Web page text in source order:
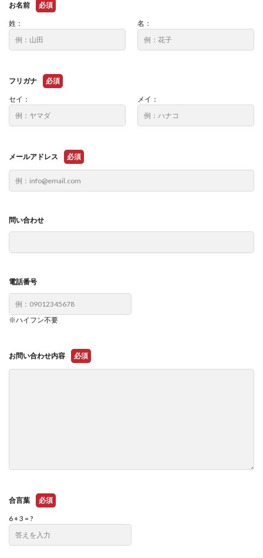
お名前 必須
姓： 名：
フリガナ 必須
セイ： メイ：
メールアドレス 必須
問い合わせ
電話番号
※ハイフン不要
お問い合わせ内容 必須
合言葉 必須
6 + 3 = ?